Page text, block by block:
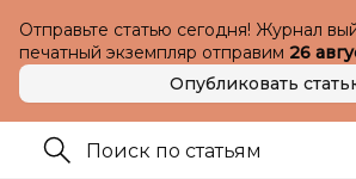
Отправьте статью сегодня! Журнал
печатный экземпляр отправим 26
Опубликовать